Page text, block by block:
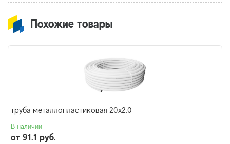
Похожие товары
труба металлопластиковая 20x2.0
В наличии
от 91.1 руб.